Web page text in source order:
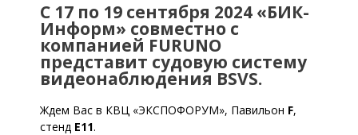
C 17 по 19 сентября 2024 «БИК-
Информ» совместно с
компанией FURUNO
представит судовую систему
видеонаблюдения BSVS.
Ждем Вас в КВЦ «ЭКСПОФОРУМ», Павильон F,
стенд E11.